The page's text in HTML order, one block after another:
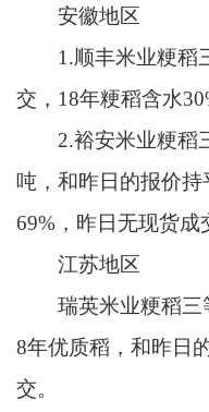
安徽地区
1.顺丰米业粳稻
交，18年粳稻含水
2.裕安米业粳稻三
吨，和昨日的报价
69%，昨日无现货成
江苏地区
瑞英米业粳稻三
8年优质稻，和昨日
交。